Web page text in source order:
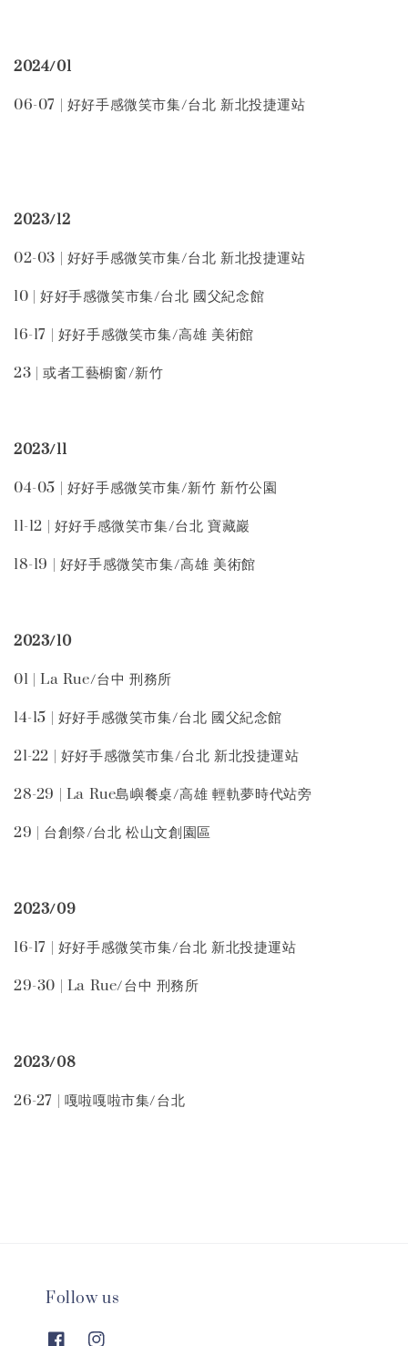
2024/01
06-07 | 好好手感微笑市集/台北 新北投捷運站
2023/12
02-03 | 好好手感微笑市集/台北 新北投捷運站
10 | 好好手感微笑市集/台北 國父紀念館
16-17 | 好好手感微笑市集/高雄 美術館
23 | 或者工藝櫥窗/新竹
2023/11
04-05 | 好好手感微笑市集/新竹 新竹公園
11-12 | 好好手感微笑市集/台北 寶藏巖
18-19 | 好好手感微笑市集/高雄 美術館
2023/10
01 | La Rue/台中 刑務所
14-15 | 好好手感微笑市集/台北 國父紀念館
21-22 | 好好手感微笑市集/台北 新北投捷運站
28-29 | La Rue島嶼餐桌/高雄 輕軌夢時代站旁
29 | 台創祭/台北 松山文創園區
2023/09
16-17 | 好好手感微笑市集/台北 新北投捷運站
29-30 | La Rue/台中 刑務所
2023/08
26-27 | 嘎啦嘎啦市集/台北
Follow us